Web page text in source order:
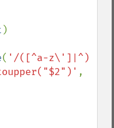
)
( '/([^a-z\']|^)
,